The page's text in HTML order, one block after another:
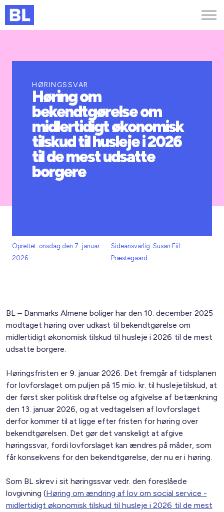
Kurser og arrangementer
Jobportalen
HØRINGSSVAR
Høring om
bekendtgørelse om
midlertidigt økonomisk
tilskud til husleje i 2026
til de mest udsatte
borgere
Oprettet: onsdag den 7. januar
2026
Sideansvarlig: Susan Fiil
Præstegaard
BL – Danmarks Almene boliger har den 10. december 2025
modtaget høring over udkast til bekendtgørelse om
midlertidigt økonomisk tilskud til husleje i 2026 til de mest
udsatte borgere.
Høringsfristen er 9. januar 2026. Det fremgår af tidsplanen
for lovforslaget om puljen på 15 mio. kr. til huslejetilskud, at
der først sker politisk drøftelse og afgivelse af betænkning
den 13. januar 2026, og at vedtagelsen af lovforslaget
derfor kommer til at ligge efter fristen for høring over
bekendtgørelsen. Det gør det vanskeligt at afgive
høringssvar, fordi lovforslaget kan ændres på måder, som
får konsekvens for den bekendtgørelse, der nu er i høring.
Som BL skrev i sit høringssvar vedr. den foreslåede
lovgivning (Høring om ændring af lov om social service -
midlertidigt økonomisk tilskud til husleje i 2026 til de mest